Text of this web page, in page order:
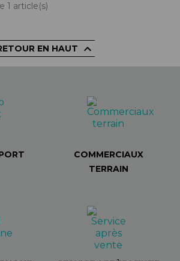
1 article(s)
EN HAUT 
COMMERCIAUX
TERRAIN